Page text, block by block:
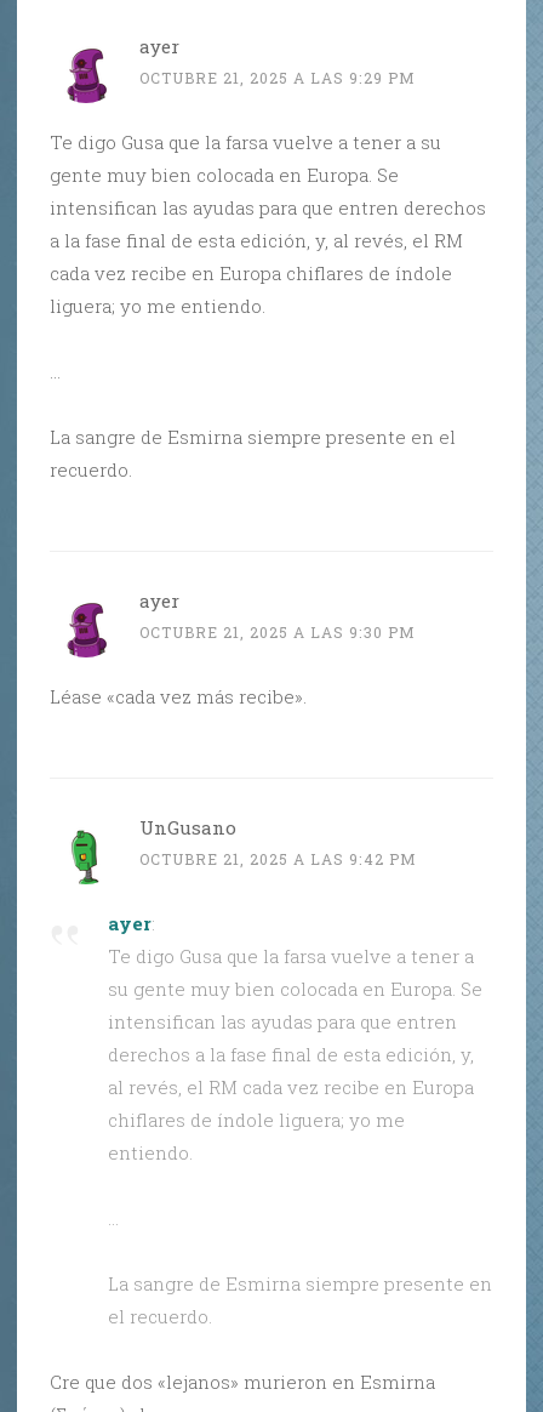
ayer
OCTUBRE 21, 2025 A LAS 9:29 PM
Te digo Gusa que la farsa vuelve a tener a su
gente muy bien colocada en Europa. Se
intensifican las ayudas para que entren derechos
a la fase final de esta edición, y, al revés, el RM
cada vez recibe en Europa chiflares de índole
liguera; yo me entiendo.
…
La sangre de Esmirna siempre presente en el
recuerdo.
ayer
OCTUBRE 21, 2025 A LAS 9:30 PM
Léase «cada vez más recibe».
UnGusano
OCTUBRE 21, 2025 A LAS 9:42 PM
ayer:
Te digo Gusa que la farsa vuelve a tener a
su gente muy bien colocada en Europa. Se
intensifican las ayudas para que entren
derechos a la fase final de esta edición, y,
al revés, el RM cada vez recibe en Europa
chiflares de índole liguera; yo me
entiendo.
…
La sangre de Esmirna siempre presente en
el recuerdo.
Cre que dos «lejanos» murieron en Esmirna